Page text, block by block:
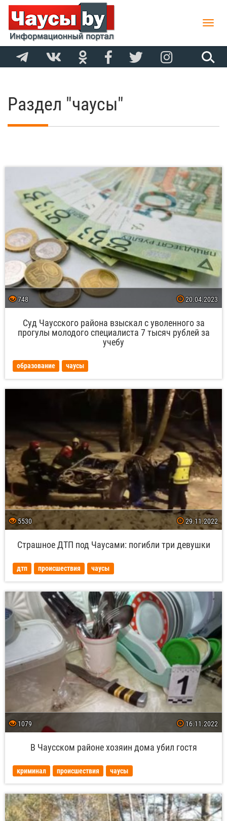
Toggle
Раздел "чаусы"
748 20.04.2023
Суд Чаусского района взыскал с уволенного за
прогулы молодого специалиста 7 тысяч рублей за
учебу
образование чаусы
5530 29.11.2022
Страшное ДТП под Чаусами: погибли три девушки
дтп происшествия чаусы
1079 16.11.2022
В Чаусском районе хозяин дома убил гостя
криминал происшествия чаусы